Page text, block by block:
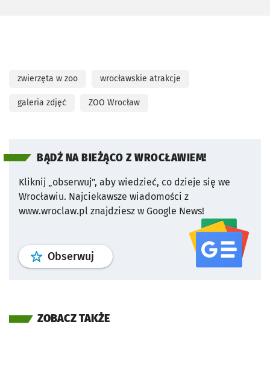
zwierzęta w zoo wrocławskie atrakcje
galeria zdjęć ZOO Wrocław
BĄDŹ NA BIEŻĄCO Z WROCŁAWIEM!
Kliknij „obserwuj”, aby wiedzieć, co dzieje się we
Wrocławiu. Najciekawsze wiadomości z
www.wroclaw.pl znajdziesz w Google News!
Obserwuj profil serwisu
ZOBACZ TAKŻE